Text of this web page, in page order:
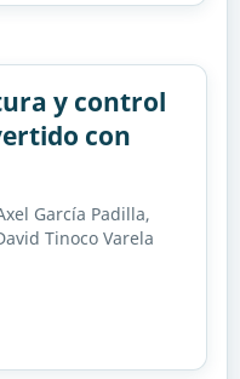
y control
con
García Padilla,
Tinoco Varela